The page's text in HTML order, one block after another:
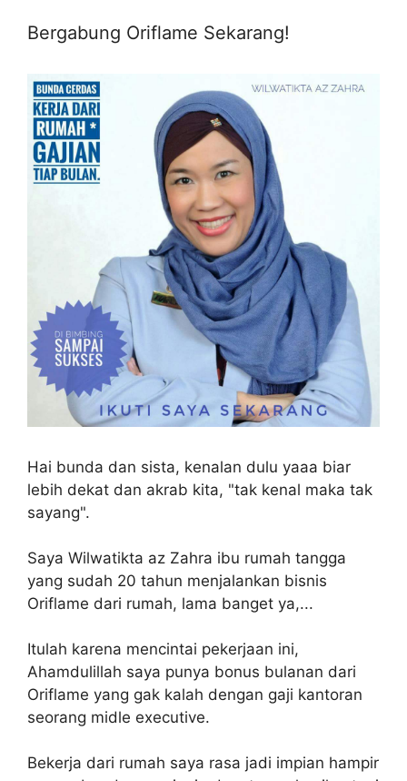
Bergabung Oriflame Sekarang!
Hai bunda dan sista, kenalan dulu yaaa biar
lebih dekat dan akrab kita, "tak kenal maka tak
sayang".
Saya Wilwatikta az Zahra ibu rumah tangga
yang sudah 20 tahun menjalankan bisnis
Oriflame dari rumah, lama banget ya,...
Itulah karena mencintai pekerjaan ini,
Ahamdulillah saya punya bonus bulanan dari
Oriflame yang gak kalah dengan gaji kantoran
seorang midle executive.
Bekerja dari rumah saya rasa jadi impian hampir